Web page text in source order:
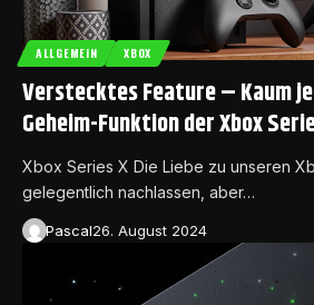
ALLGEMEIN XBOX
Verstecktes Feature – Kaum
Geheim-Funktion der Xbox
Xbox Series X Die Liebe zu unseren
gelegentlich nachlassen, aber…
Pascal26. August 2024